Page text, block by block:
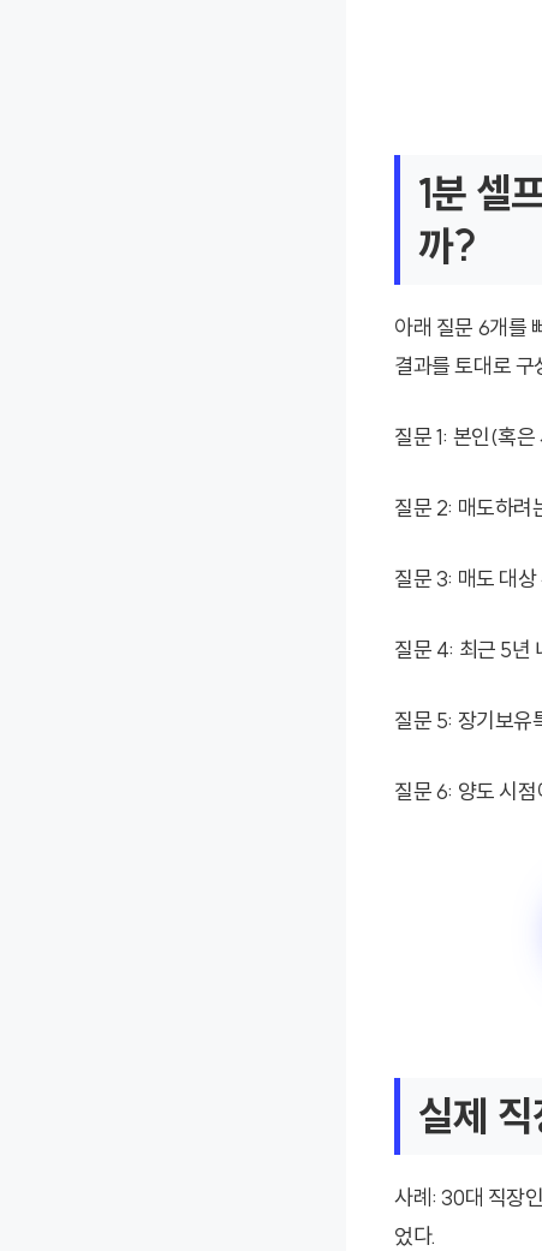
1분 셀
까?
아래 질문 6개를
결과를 토대로 구
질문 1: 본인(혹
질문 2: 매도하려
질문 3: 매도 대
질문 4: 최근 5년
질문 5: 장기보유
질문 6: 양도 시
실제
사례: 30대 직장
었다.